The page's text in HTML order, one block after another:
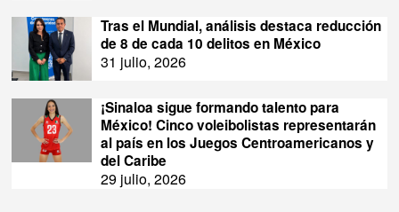
Tras el Mundial, análisis destaca reducción
de 8 de cada 10 delitos en México
31 julio, 2026
¡Sinaloa sigue formando talento para
México! Cinco voleibolistas representarán
al país en los Juegos Centroamericanos y
del Caribe
29 julio, 2026